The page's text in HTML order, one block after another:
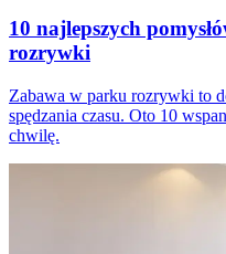
10 najlepszych
rozrywki
Zabawa w parku rozrywki to
spędzania czasu. Oto 10
chwilę.